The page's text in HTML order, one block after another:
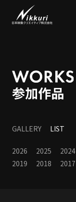
GALLERY LIST
2026 2025 2024
2019
2018 2017